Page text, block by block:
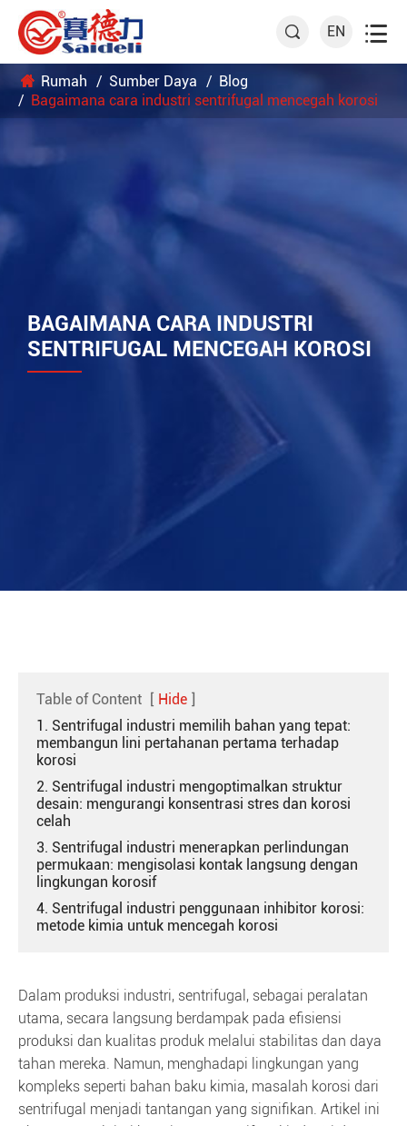
 EN 
Rumah Sumber Daya
Blog
Bagaimana cara industri sentrifugal mencegah korosi
BAGAIMANA CARA INDUSTRI
SENTRIFUGAL MENCEGAH KOROSI
Table of Content [ Hide ]
1. Sentrifugal industri memilih bahan yang tepat:
membangun lini pertahanan pertama terhadap
korosi
2. Sentrifugal industri mengoptimalkan struktur
desain: mengurangi konsentrasi stres dan korosi
celah
3. Sentrifugal industri menerapkan perlindungan
permukaan: mengisolasi kontak langsung dengan
lingkungan korosif
4. Sentrifugal industri penggunaan inhibitor korosi:
metode kimia untuk mencegah korosi
Dalam produksi industri, sentrifugal, sebagai peralatan
utama, secara langsung berdampak pada efisiensi
produksi dan kualitas produk melalui stabilitas dan daya
tahan mereka. Namun, menghadapi lingkungan yang
kompleks seperti bahan baku kimia, masalah korosi dari
sentrifugal menjadi tantangan yang signifikan. Artikel ini